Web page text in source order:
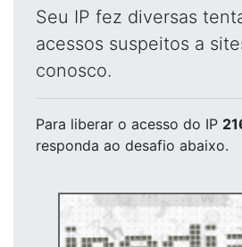
Seu IP fez diversas
acessos suspeitos a
conosco.
Para liberar o acesso do IP
responda ao desafio abaixo.